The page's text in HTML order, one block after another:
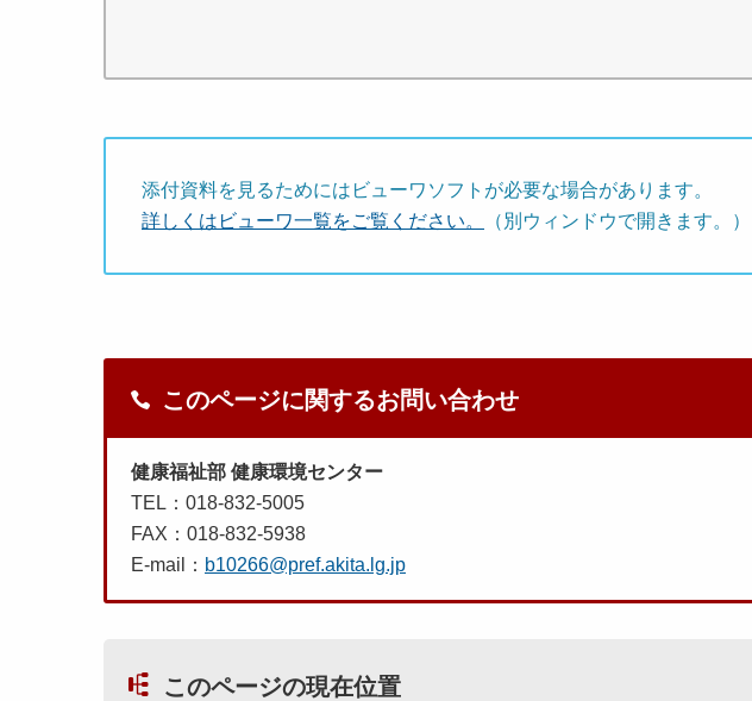
添付資料を見るためにはビューワソフトが必要な場合があります。
詳しくはビューワ一覧をご覧ください。
（別ウィンドウで開きます。）
このページに関するお問い合わせ
健康福祉部 健康環境センター
TEL：018-832-5005
FAX：018-832-5938
E-mail： b10266@pref.akita.lg.jp
このページの現在位置